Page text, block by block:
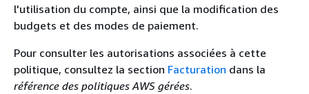
l'utilisation du compte, ainsi que la modification des
budgets et des modes de paiement.
Pour consulter les autorisations associées à cette
politique, consultez la section Facturation dans la
référence des politiques AWS gérées.